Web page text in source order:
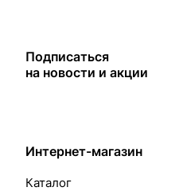
Подписаться
на новости и акции
Интернет-магазин
Каталог